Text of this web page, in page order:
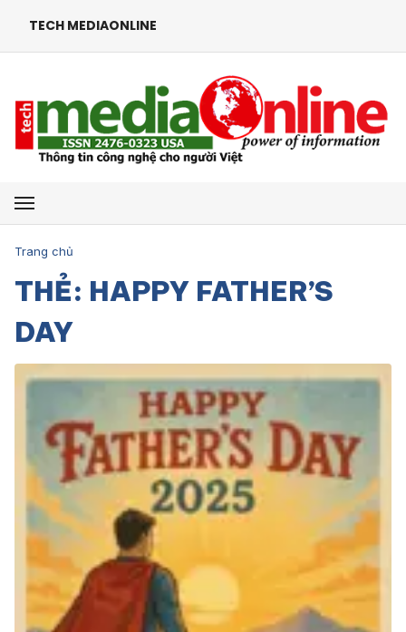
TECH MEDIAONLINE
Mở menu
Trang chủ
THẺ: HAPPY FATHER’S
DAY